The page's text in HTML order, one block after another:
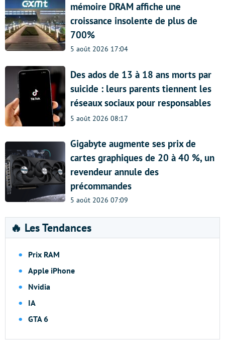
mémoire DRAM affiche une
croissance insolente de plus de
700%
5 août 2026 17:04
Des ados de 13 à 18 ans morts par
suicide : leurs parents tiennent les
réseaux sociaux pour responsables
5 août 2026 08:17
Gigabyte augmente ses prix de
cartes graphiques de 20 à 40 %, un
revendeur annule des
précommandes
5 août 2026 07:09
🔥 Les Tendances
Prix RAM
Apple iPhone
Nvidia
IA
GTA 6